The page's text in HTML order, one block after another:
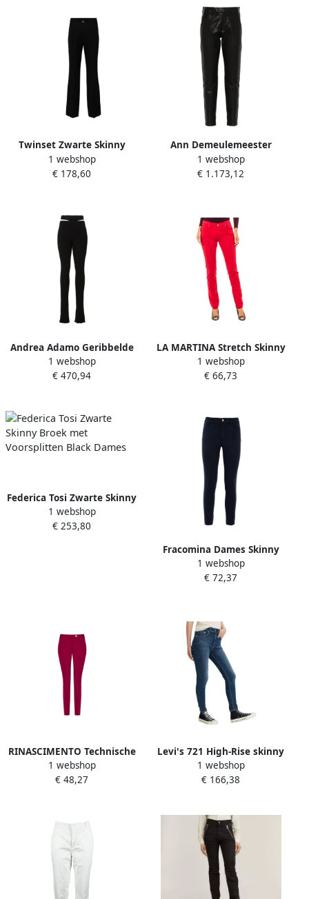
Twinset Zwarte Skinny
Broek Black Dames
1 webshop
€ 178,60
Ann Demeulemeester
Zwarte Lamsskin Skinny
Broek Black Dames
1 webshop
€ 1.173,12
Andrea Adamo Geribbelde
Skinny Broek Black Dames
1 webshop
€ 470,94
LA MARTINA Stretch Skinny
Broek Red Dames
1 webshop
€ 66,73
Federica Tosi Zwarte Skinny
Broek met Voorsplitten
Black Dames
1 webshop
€ 253,80
Fracomina Dames Skinny
Broek Effen Kleur Blue
Dames
1 webshop
€ 72,37
RINASCIMENTO Technische
Skinny Broek Red Dames
1 webshop
€ 48,27
Levi's 721 High-Rise skinny
Broek Blue Dames
1 webshop
€ 166,38